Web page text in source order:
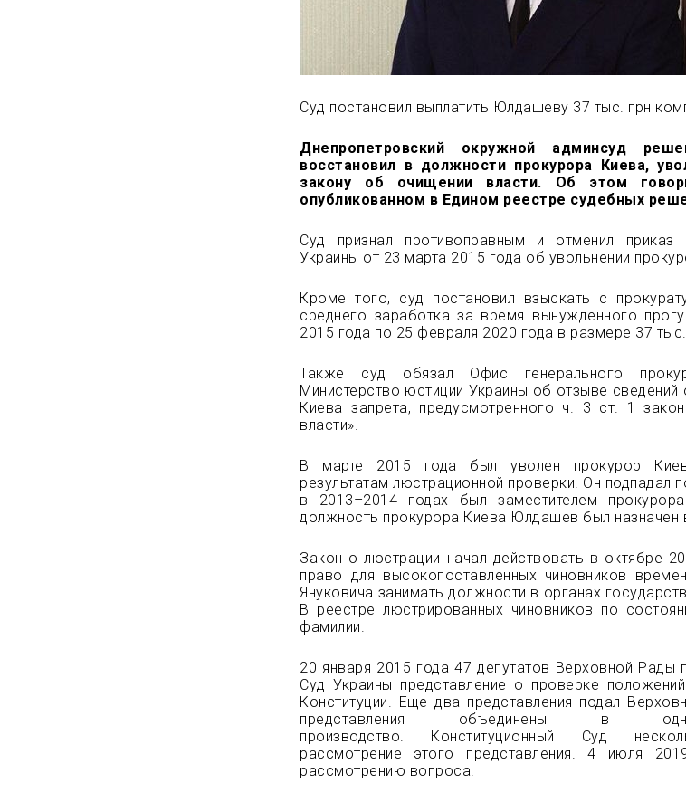
Суд постановил выплатить Юлдашеву 37 тыс. грн
Днепропетровский окружной админсуд
восстановил в должности прокурора Киева,
закону об очищении власти. Об этом
опубликованном в Едином реестре судебных
Суд признал противоправным и отменил приказ
Украины от 23 марта 2015 года об увольнении
Кроме того, суд постановил взыскать с
среднего заработка за время вынужденного
2015 года по 25 февраля 2020 года в размере 37
Также суд обязал Офис генерального
Министерство юстиции Украины об отзыве сведений
Киева запрета, предусмотренного ч. 3 ст. 1
власти».
В марте 2015 года был уволен прокурор
результатам люстрационной проверки. Он подпадал
в 2013–2014 годах был заместителем
должность прокурора Киева Юлдашев был назначен
Закон о люстрации начал действовать в октябре
право для высокопоставленных чиновников
Януковича занимать должности в органах
В реестре люстрированных чиновников по
фамилии.
20 января 2015 года 47 депутатов Верховной Рады
Суд Украины представление о проверке
Конституции. Еще два представления подал
представления объединены в одно
производство. Конституционный Суд
рассмотрение этого представления. 4 июля
рассмотрению вопроса.